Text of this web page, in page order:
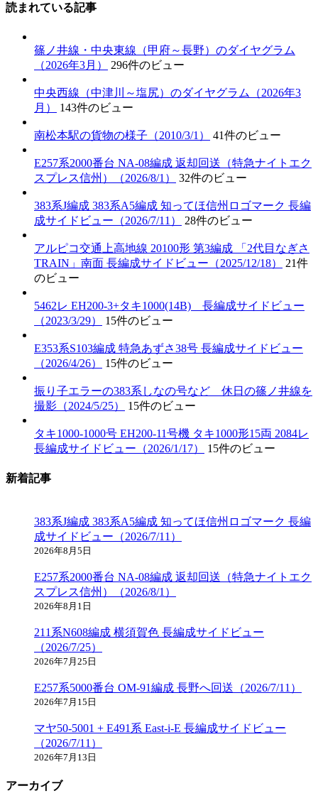
読まれている記事
篠ノ井線・中央東線（甲府～長野）のダイヤグラム
（2026年3月）
296件のビュー
中央西線（中津川～塩尻）のダイヤグラム（2026年3
月）
143件のビュー
南松本駅の貨物の様子（2010/3/1） 41件のビュー
E257系2000番台 NA-08編成 返却回送（特急ナイトエク
スプレス信州）（2026/8/1）
32件のビュー
383系J編成 383系A5編成 知ってほ信州ロゴマーク 長編
成サイドビュー（2026/7/11）
28件のビュー
アルピコ交通上高地線 20100形 第3編成 「2代目なぎさ
TRAIN」南面 長編成サイドビュー（2025/12/18）
21件
のビュー
5462レ EH200-3+タキ1000(14B) 長編成サイドビュー
（2023/3/29）
15件のビュー
E353系S103編成 特急あずさ38号 長編成サイドビュー
（2026/4/26）
15件のビュー
振り子エラーの383系しなの号など 休日の篠ノ井線を
撮影（2024/5/25）
15件のビュー
タキ1000-1000号 EH200-11号機 タキ1000形15両 2084レ
長編成サイドビュー（2026/1/17）
15件のビュー
新着記事
383系J編成 383系A5編成 知ってほ信州ロゴマーク 長編
成サイドビュー（2026/7/11）
2026年8月5日
E257系2000番台 NA-08編成 返却回送（特急ナイトエク
スプレス信州）（2026/8/1）
2026年8月1日
211系N608編成 横須賀色 長編成サイドビュー
（2026/7/25）
2026年7月25日
E257系5000番台 OM-91編成 長野へ回送（2026/7/11）
2026年7月15日
マヤ50-5001 + E491系 East-i-E 長編成サイドビュー
（2026/7/11）
2026年7月13日
アーカイブ